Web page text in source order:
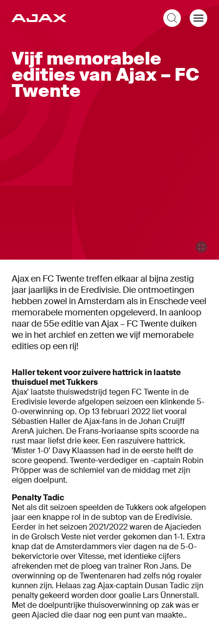
Vijf memorabele
edities van Ajax – FC
Twente
Ajax en FC Twente treffen elkaar al bijna zestig
jaar jaarlijks in de Eredivisie. Die ontmoetingen
hebben zowel in Amsterdam als in Enschede veel
memorabele momenten opgeleverd. In aanloop
naar de 55e editie van Ajax – FC Twente duiken
we in het archief en zetten we vijf memorabele
edities op een rij!
Haller tekent voor zuivere hattrick in laatste
thuisduel met Tukkers
Ajax' laatste thuiswedstrijd tegen FC Twente in de
Eredivisie leverde afgelopen seizoen een klinkende 5-
0-overwinning op. Op 13 februari 2022 liet vooral
Sébastien Haller de Ajax-fans in de Johan Cruijff
ArenA juichen. De Frans-Ivoriaanse spits scoorde na
rust maar liefst drie keer. Een raszuivere hattrick.
'Mister 1-0' Davy Klaassen had in de eerste helft de
score geopend. Twente-verdediger en -captain Robin
Pröpper was de schlemiel van de middag met zijn
eigen doelpunt.
Penalty Tadic
Net als dit seizoen speelden de Tukkers ook afgelopen
jaar een knappe rol in de subtop van de Eredivisie.
Eerder in het seizoen 2021/2022 waren de Ajacieden
in de Grolsch Veste niet verder gekomen dan 1-1. Extra
knap dat de Amsterdammers vier dagen na de 5-0-
bekervictorie over Vitesse, met identieke cijfers
afrekenden met de ploeg van trainer Ron Jans. De
overwinning op de Twentenaren had zelfs nóg royaler
kunnen zijn. Helaas zag Ajax-captain Dusan Tadic zijn
penalty gekeerd worden door goalie Lars Ünnerstall.
Met de doelpuntrijke thuisoverwinning op zak was er
geen Ajacied die daar nog een punt van maakte..